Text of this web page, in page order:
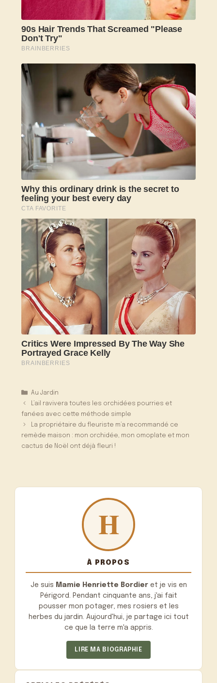
Catégories
Au Jardin
L’ail ravivera toutes les orchidées pourries et
fanées avec cette méthode simple
La propriétaire du fleuriste m’a recommandé ce
remède maison : mon orchidée, mon omoplate et mon
cactus de Noël ont déjà fleuri !
À PROPOS
Je suis Mamie Henriette Bordieret je vis en
Périgord. Pendant cinquante ans, j'ai fait
pousser mon potager, mes rosiers et les
herbes du jardin. Aujourd'hui, je partage ici tout
ce que la terre m'a appris.
LIRE MA BIOGRAPHIE